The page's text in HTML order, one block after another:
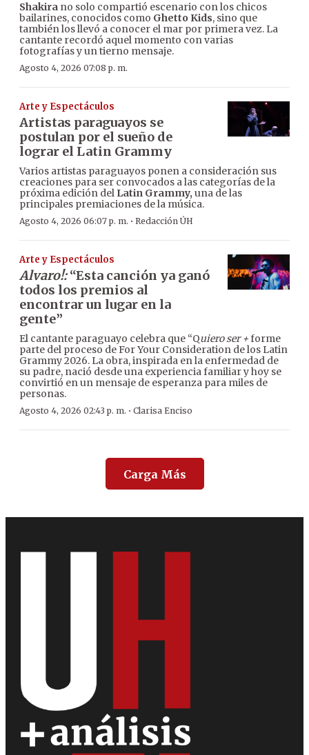
Shakira no solo compartió escenario con los chicos
bailarines, conocidos como Ghetto Kids, sino que
también los llevó a conocer el mar por primera vez. La
cantante recordó aquel momento con varias
fotografías y un tierno mensaje.
Agosto 4, 2026 07:08 p. m.
Arte y Espectáculos
Artistas paraguayos se
postulan por el sueño de
lograr el Latin Grammy
Varios artistas paraguayos ponen a consideración sus
creaciones para ser convocados a las categorías de la
próxima edición del Latin Grammy, una de las
principales premiaciones de la música.
Agosto 4, 2026 06:07 p. m. · Redacción ÚH
Arte y Espectáculos
Alvaro!:“Esta canción ya ganó
todos los premios al
encontrar un lugar en la
gente”
El cantante paraguayo celebra que “Quiero ser +forme
parte del proceso de For Your Consideration de los Latin
Grammy 2026. La obra, inspirada en la enfermedad de
su padre, nació desde una experiencia familiar y hoy se
convirtió en un mensaje de esperanza para miles de
personas.
Agosto 4, 2026 02:43 p. m. · Clarisa Enciso
Carga Más